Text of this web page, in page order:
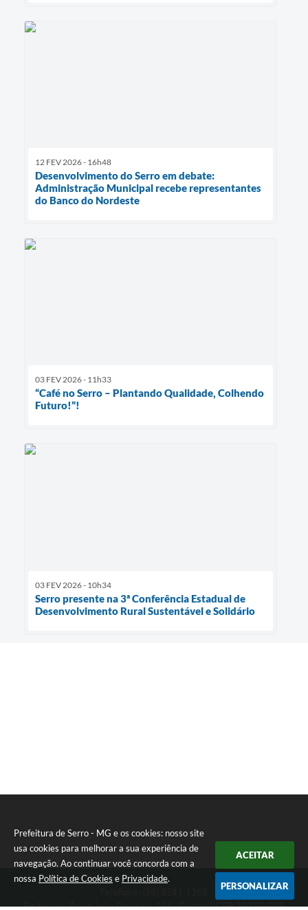
Prefeitura de Serro - MG e os cookies: nosso site
usa cookies para melhorar a sua experiência de
navegação. Ao continuar você concorda com a
nossa Política de Cookies e Privacidade.
ACEITAR
PERSONALIZAR
12 FEV 2026 - 16h48
Desenvolvimento do Serro em debate:
Administração Municipal recebe representantes
do Banco do Nordeste
03 FEV 2026 - 11h33
“Café no Serro – Plantando Qualidade, Colhendo
Futuro!”!
03 FEV 2026 - 10h34
Serro presente na 3ª Conferência Estadual de
Desenvolvimento Rural Sustentável e Solidário
Endereço: Praça João Pinheiro, 154 - Centro | CEP: 39150-000